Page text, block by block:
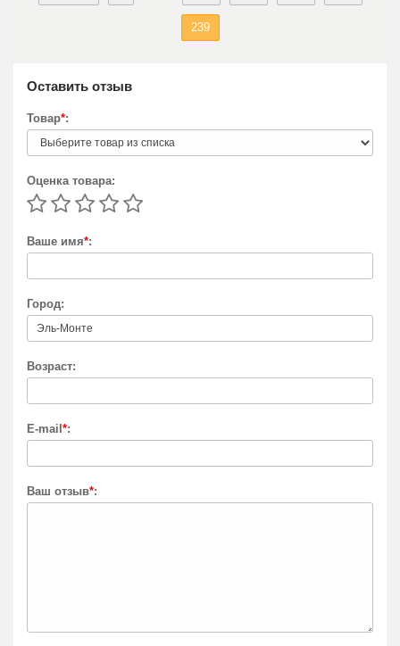
239
Оставить отзыв
Товар*:
Оценка товара:
Ваше имя*:
Город:
Возраст:
E-mail *:
Ваш отзыв*: